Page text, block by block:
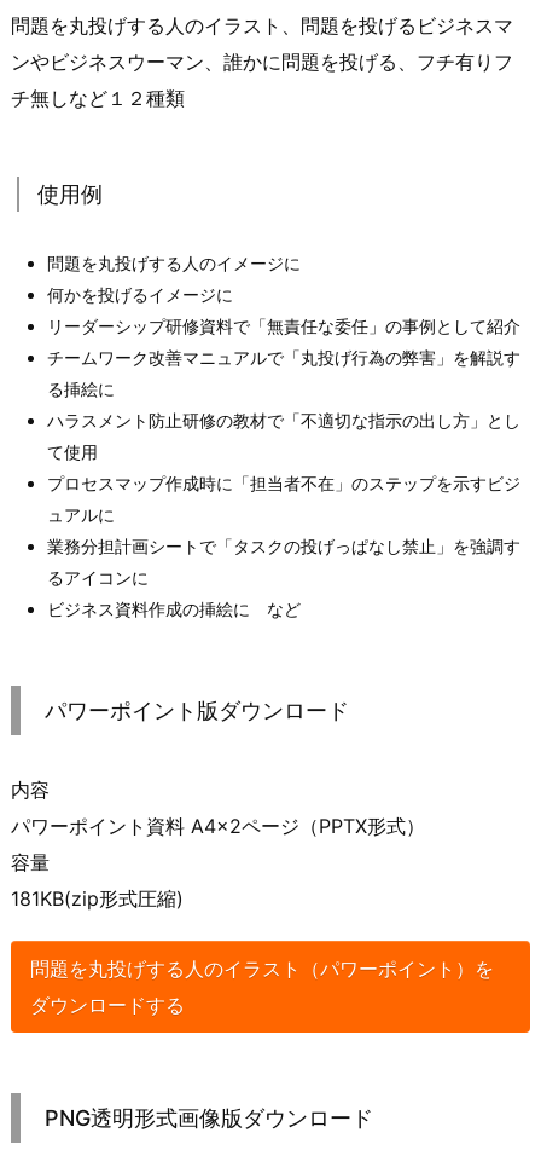
問題を丸投げする人のイラスト、問題を投げるビジネスマ
ンやビジネスウーマン、誰かに問題を投げる、フチ有りフ
チ無しなど１２種類
使用例
問題を丸投げする人のイメージに
何かを投げるイメージに
リーダーシップ研修資料で「無責任な委任」の事例として紹介
チームワーク改善マニュアルで「丸投げ行為の弊害」を解説す
る挿絵に
ハラスメント防止研修の教材で「不適切な指示の出し方」とし
て使用
プロセスマップ作成時に「担当者不在」のステップを示すビジ
ュアルに
業務分担計画シートで「タスクの投げっぱなし禁止」を強調す
るアイコンに
ビジネス資料作成の挿絵に など
パワーポイント版ダウンロード
内容
パワーポイント資料 A4×2ページ（PPTX形式）
容量
181KB(zip形式圧縮)
問題を丸投げする人のイラスト（パワーポイント）を
ダウンロードする
PNG透明形式画像版ダウンロード